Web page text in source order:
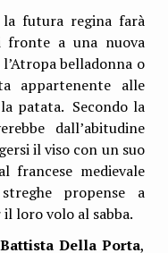
la futura regina farà
a una nuova
belladonna o
appartenente alle
patata. Secondo la
dall’abitudine
il viso con un suo
francese medievale
propense a
loro volo al sabba.
Della Porta,